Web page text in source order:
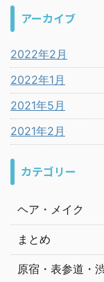
アーカイブ
2022年2月
2022年1月
2021年5月
2021年2月
カテゴリー
ヘア・メイク
まとめ
原宿・表参道・